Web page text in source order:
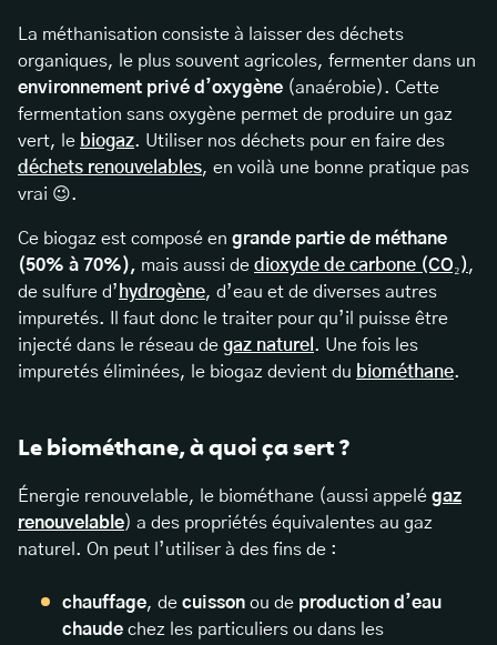
La méthanisation consiste à laisser des déchets
organiques, le plus souvent agricoles, fermenter dans un
environnement privé d’oxygène (anaérobie). Cette
fermentation sans oxygène permet de produire un gaz
vert, le biogaz. Utiliser nos déchets pour en faire des
déchets renouvelables, en voilà une bonne pratique pas
vrai 😉.
Ce biogaz est composé en grande partie de méthane
(50% à 70%), mais aussi de dioxyde de carbone (CO₂) ,
de sulfure d’ hydrogène, d’eau et de diverses autres
impuretés. Il faut donc le traiter pour qu’il puisse être
injecté dans le réseau de gaz naturel . Une fois les
impuretés éliminées, le biogaz devient du biométhane.
Le biométhane, à quoi ça sert ?
Énergie renouvelable, le biométhane (aussi appelé gaz
renouvelable) a des propriétés équivalentes au gaz
naturel. On peut l’utiliser à des fins de :
chauffage, de cuisson ou de production d’eau
chaude chez les particuliers ou dans les